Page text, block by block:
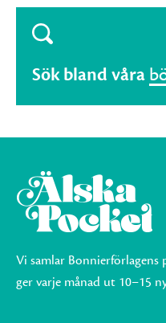
Sök bland våra
Vi samlar
ger varje månad ut 10–15